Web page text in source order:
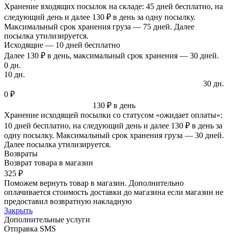
Хранение входящих посылок на складе: 45 дней бесплатно, на
следующий день и далее 130 ₽ в день за одну посылку.
Максимальный срок хранения груза — 75 дней. Далее
посылка утилизируется.
Исходящие — 10 дней бесплатно
Далее 130 ₽ в день, максимальный срок хранения — 30 дней.
0 дн.
10 дн.
30 дн.
0 ₽
130 ₽ в день
Хранение исходящей посылки со статусом «ожидает оплаты»:
10 дней бесплатно, на следующий день и далее 130 ₽ в день за
одну посылку. Максимальный срок хранения груза — 30 дней.
Далее посылка утилизируется.
Возвраты
Возврат товара в магазин
325 ₽
Поможем вернуть товар в магазин. Дополнительно
оплачивается стоимость доставки до магазина если магазин не
предоставил возвратную накладную
Закрыть
Дополнительные услуги
Отправка SMS